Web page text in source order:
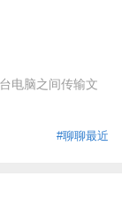
电脑之间传输文
#聊聊最近